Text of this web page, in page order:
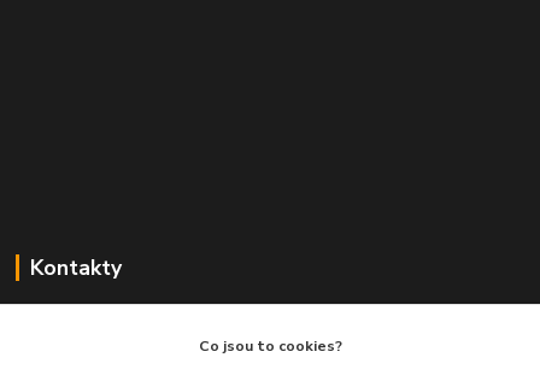
Kontakty
Co jsou to cookies?